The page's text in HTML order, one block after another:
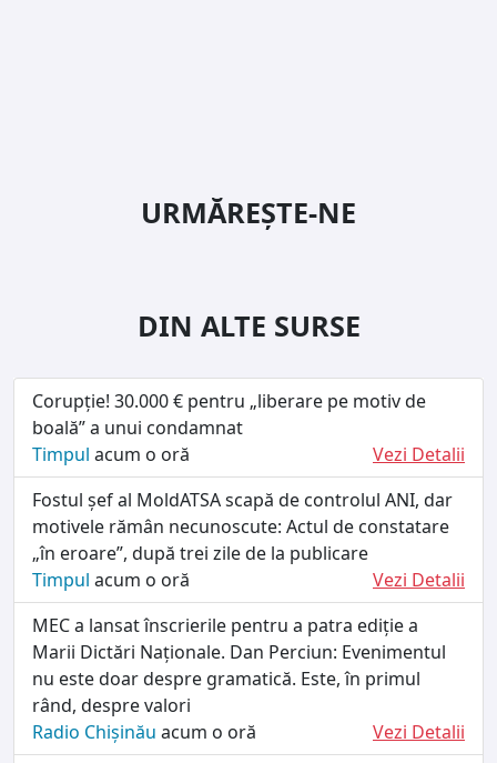
URMĂREȘTE-NE
DIN ALTE SURSE
Corupție! 30.000 € pentru „liberare pe motiv de
boală” a unui condamnat
Timpul acum o oră
Vezi Detalii
Fostul șef al MoldATSA scapă de controlul ANI, dar
motivele rămân necunoscute: Actul de constatare
„în eroare”, după trei zile de la publicare
Timpul acum o oră
Vezi Detalii
MEC a lansat înscrierile pentru a patra ediție a
Marii Dictări Naționale. Dan Perciun: Evenimentul
nu este doar despre gramatică. Este, în primul
rând, despre valori
Radio Chișinău acum o oră
Vezi Detalii